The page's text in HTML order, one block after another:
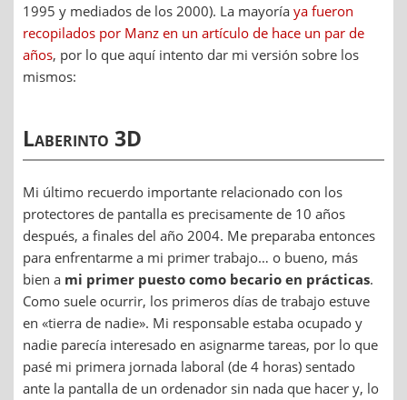
1995 y mediados de los 2000). La mayoría ya fueron
recopilados por Manz en un artículo de hace un par de
años, por lo que aquí intento dar mi versión sobre los
mismos:
Laberinto 3D
Mi último recuerdo importante relacionado con los
protectores de pantalla es precisamente de 10 años
después, a finales del año 2004. Me preparaba entonces
para enfrentarme a mi primer trabajo… o bueno, más
bien a mi primer puesto como becario en prácticas.
Como suele ocurrir, los primeros días de trabajo estuve
en «tierra de nadie». Mi responsable estaba ocupado y
nadie parecía interesado en asignarme tareas, por lo que
pasé mi primera jornada laboral (de 4 horas) sentado
ante la pantalla de un ordenador sin nada que hacer y, lo